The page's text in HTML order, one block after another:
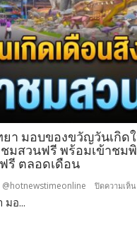
ย่าง
รส
เลิศ
ณ
แรม
เรดิ
ชาโต
เดอ
า มอบของขวัญวันเกิด
ชมสวนฟรี พร้อมเข้าช
ตลอดเดือน
@hotnewstimeonline ปิดความเห็น
มอ...